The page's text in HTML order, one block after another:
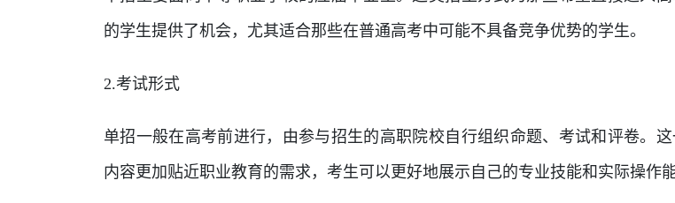
的学生提供了机会，尤其适合那些在普通高考中可能不具备竞争优势的学生。
2.考试形式
单招一般在高考前进行，由参与招生的高职院校自行组织命题、考试和评卷。
内容更加贴近职业教育的需求，考生可以更好地展示自己的专业技能和实际操作能